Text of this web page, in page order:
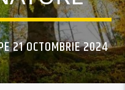
21 OCTOMBRIE 2024